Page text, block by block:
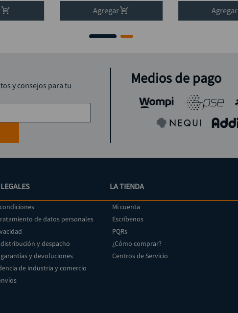
Agregar
Agregar
y consejos para tu
Medios de pago
de datos personales
y despacho
y devoluciones
de industria y comercio
LA TIENDA
Mi cuenta
Escríbenos
PQRs
¿Cómo comprar?
Centros de Servicio